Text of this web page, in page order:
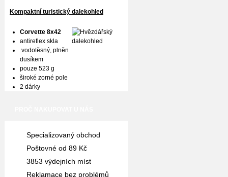
Kompaktní turistický dalekohled
Corvette 8x42
antireflex skla
vodotěsný, plněn
dusíkem
pouze 523 g
široké zorné pole
2 dárky
Specializovaný obchod
Poštovné od 89 Kč
3853 výdejních míst
Reklamace bez problémů